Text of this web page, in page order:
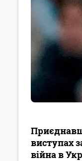
виступах
війна в